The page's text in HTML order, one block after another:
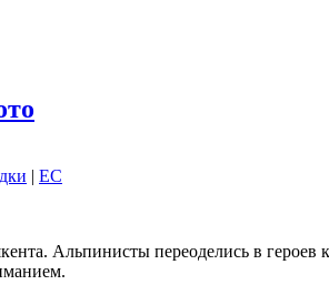
| EC
Альпинисты переоделись в